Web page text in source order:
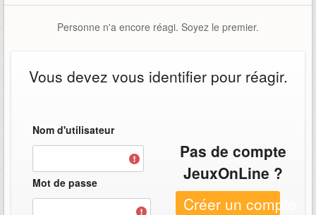
Personne n'a encore réagi. Soyez le premier.
Vous devez vous identifier pour réagir.
Nom d'utilisateur
Mot de passe
Pas de compte
JeuxOnLine ?
Créer un compte